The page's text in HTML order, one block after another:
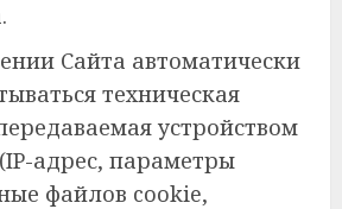
Сайта автоматически
техническая
устройством
адрес, параметры
файлов cookie,